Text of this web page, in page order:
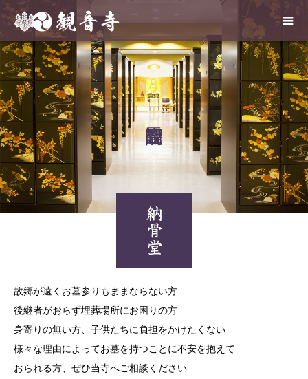
納骨堂
故郷が遠くお墓参りもままならない方
後継者がおらず埋葬場所にお困りの方
身寄りの無い方、子供たちに負担をかけたくない
様々な理由によってお墓を持つことに不安を抱えて
おられる方、ぜひ当寺へご相談ください